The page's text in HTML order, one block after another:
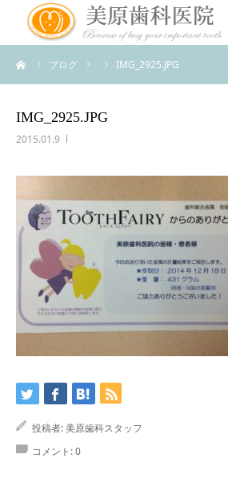
ブログ IMG_2925.JPG
IMG_2925.JPG
2015.01.9
投稿者:美原歯科スタッフ
コメント:0
医院のコンセプト
診療案内
アクセス
スタッフ紹介
スタッフブログ